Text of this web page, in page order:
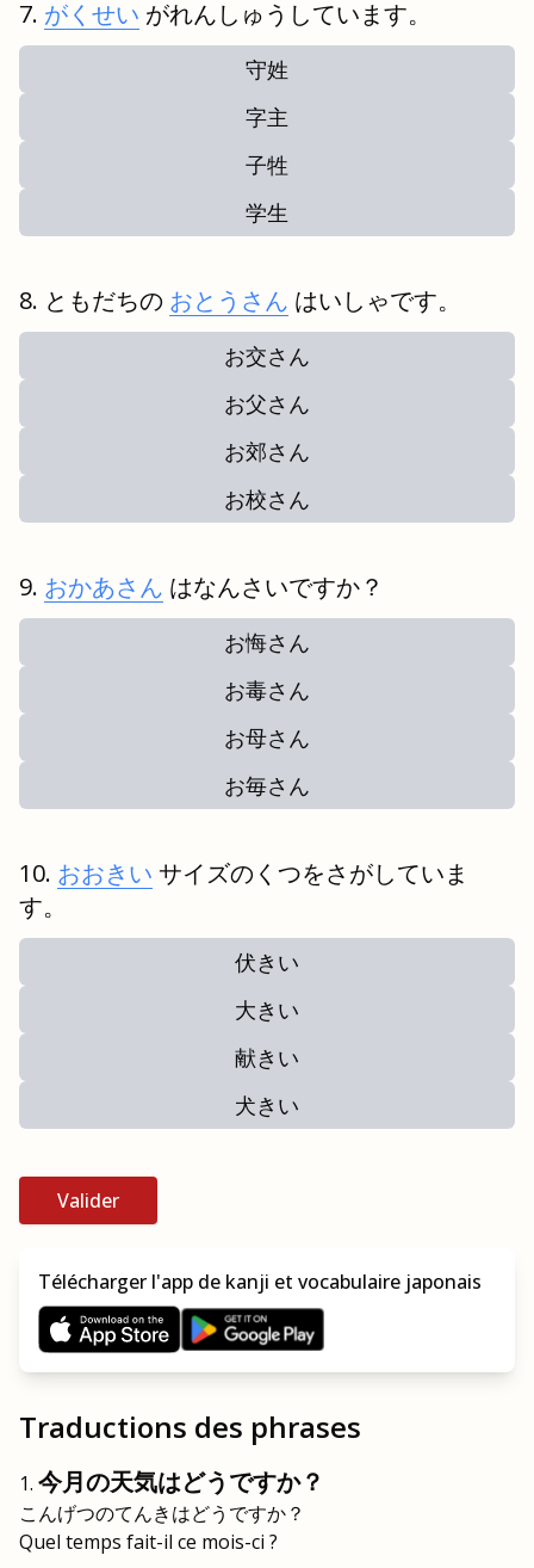
がくせい がれんしゅうしています。
守姓
字主
子牲
学生
ともだちの おとうさん はいしゃです。
お交さん
お父さん
お郊さん
お校さん
おかあさん はなんさいですか？
お悔さん
お毒さん
お母さん
お毎さん
おおきい サイズのくつをさがしていま
す。
伏きい
大きい
献きい
犬きい
Valider
Télécharger l'app de kanji et vocabulaire japonais
Traductions des phrases
今月の天気はどうですか？
こんげつのてんきはどうですか？
Quel temps fait-il ce mois-ci ?